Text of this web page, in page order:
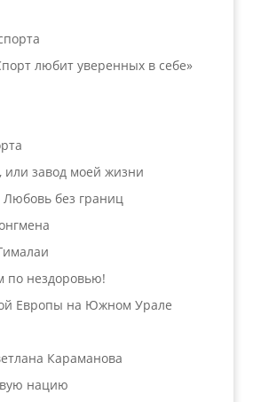
любит уверенных в себе»
или завод моей жизни
без границ
по нездоровью!
Европы на Южном Урале
Караманова
нацию